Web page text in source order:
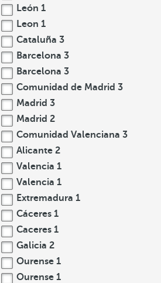
León 1
Leon 1
Cataluña 3
Barcelona 3
Barcelona 3
Comunidad de Madrid 3
Madrid 3
Madrid 2
Comunidad Valenciana 3
Alicante 2
Valencia 1
Valencia 1
Extremadura 1
Cáceres 1
Caceres 1
Galicia 2
Ourense 1
Ourense 1